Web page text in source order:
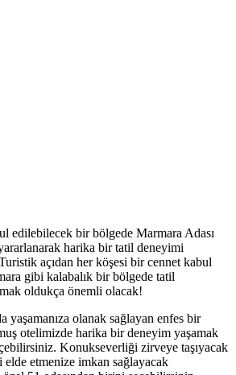
edilebilecek bir bölgede Marmara Adası
harika bir tatil deneyimi
açıdan her köşesi bir cennet kabul
gibi kalabalık bir bölgede tatil
oldukça önemli olacak!
yaşamanıza olanak sağlayan enfes bir
otelimizde harika bir deneyim yaşamak
Konukseverliği zirveye taşıyacak
etmenize imkan sağlayacak